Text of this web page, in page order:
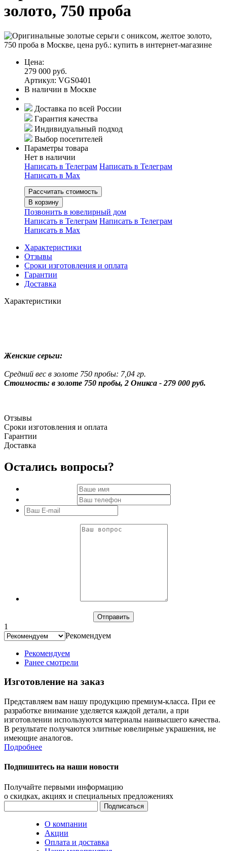
золото, 750 проба
Цена:
279 000 руб.
Артикул: VGS0401
В наличии в Москве
Доставка по всей России
Гарантия качества
Индивидуальный подход
Выбор посетителей
Параметры товара
Нет в наличии
Написать в Телеграм Написать в Телеграм
Написать в Мах
Рассчитать стоимость
В корзину
Позвонить в ювелирный дом
Написать в Телеграм Написать в Телеграм
Написать в Мах
Характеристики
Отзывы
Сроки изготовления и оплата
Гарантии
Доставка
Характеристики
Женские серьги:
Средний вес в золоте 750 пробы: 7,04 гр.
Стоимость: в золоте 750 пробы, 2 Оникса - 279 000 руб.
Отзывы
Сроки изготовления и оплата
Гарантии
Доставка
Остались вопросы?
1
Рекомендуем
Рекомендуем
Ранее смотрели
Изготовление на заказ
Представляем вам нашу продукцию премиум-класса. При ее
разработке внимание уделяется каждой детали, а при
изготовлении используются материалы наивысшего качества.
В результате получаются элитные ювелирные украшения, не
имеющие аналогов.
Подробнее
Подпишитесь на наши новости
Получайте первыми информацию
о скидках, акциях и специальных предложениях
О компании
Акции
Оплата и доставка